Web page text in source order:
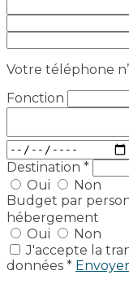
Votre téléphone
Fonction
Destination *
Oui
Non
Budget par
hébergement
Oui
Non
J'accepte la
données * Envoyer